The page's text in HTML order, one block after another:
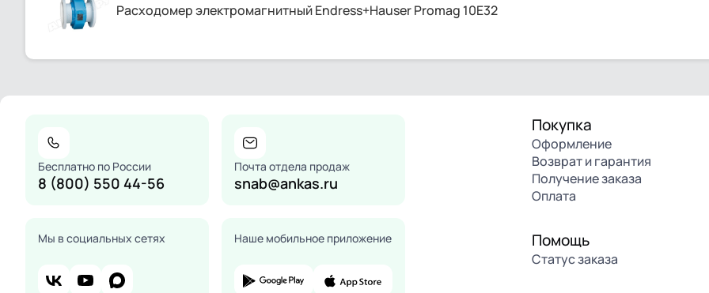
Расходомер электромагнитный Endress+Hauser Promag 10E32
Бесплатно по России
8 (800) 550 44-56
Почта отдела продаж
snab@ankas.ru
Мы в социальных сетях Наше мобильное приложение
Покупка
Оформление
Возврат и гарантия
Получение заказа
Оплата
Помощь
Статус заказа